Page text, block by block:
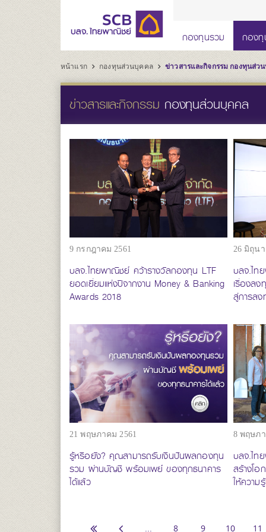
กองทุนรวม กอง
หน้าแรก กองทุนส่วนบุคคล ข่าวสารและกิจกรรม กองทุนส่ว
ข่าวสารและกิจกรรม กองทุนส่วนบุคคล
9 กรกฎาคม 2561
บลจ.ไทยพาณิชย์ คว้ารางวัลกองทุน LTF
ยอดเยี่ยมแห่งปีจากงาน Money & Banking
Awards 2018
26 มิถุน
บลจ.ไท
เรื่องล
สู่การลง
21 พฤษภาคม 2561
รู้หรือยัง? คุณสามารถรับเงินปันผลกองทุน
รวม ผ่านบัญชี พร้อมเพย์ ของทุกธนาคาร
ได้แล้ว
8 พฤษภ
บลจ.ไท
สร้างโอ
ให้ความ
... 8 9 10 11